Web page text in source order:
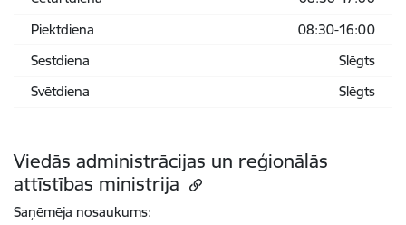
Piektdiena
08:30-16:00
Sestdiena
Slēgts
Svētdiena
Slēgts
Viedās administrācijas un reģionālās
attīstības ministrija
Saņēmēja nosaukums: